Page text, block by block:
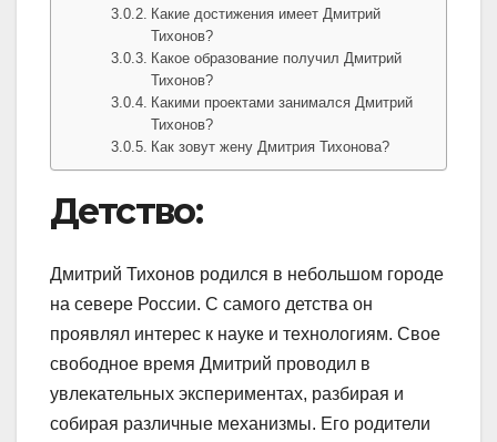
Какие достижения имеет Дмитрий
Тихонов?
Какое образование получил Дмитрий
Тихонов?
Какими проектами занимался Дмитрий
Тихонов?
Как зовут жену Дмитрия Тихонова?
Детство:
Дмитрий Тихонов родился в небольшом городе
на севере России. С самого детства он
проявлял интерес к науке и технологиям. Свое
свободное время Дмитрий проводил в
увлекательных экспериментах, разбирая и
собирая различные механизмы. Его родители